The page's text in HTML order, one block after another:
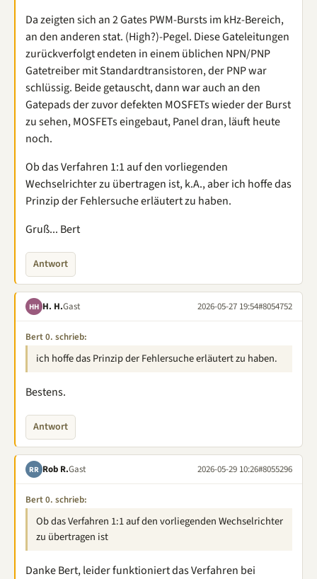
Da zeigten sich an 2 Gates PWM-Bursts im kHz-Bereich,
an den anderen stat. (High?)-Pegel. Diese Gateleitungen
zurückverfolgt endeten in einem üblichen NPN/PNP
Gatetreiber mit Standardtransistoren, der PNP war
schlüssig. Beide getauscht, dann war auch an den
Gatepads der zuvor defekten MOSFETs wieder der Burst
zu sehen, MOSFETs eingebaut, Panel dran, läuft heute
noch.
Ob das Verfahren 1:1 auf den vorliegenden
Wechselrichter zu übertragen ist, k.A., aber ich hoffe das
Prinzip der Fehlersuche erläutert zu haben.
Gruß... Bert
Antwort
HH H. H.Gast 2026-05-27 19:54#8054752
Bert 0. schrieb:
ich hoffe das Prinzip der Fehlersuche erläutert zu haben.
Bestens.
Antwort
RR Rob R.Gast 2026-05-29 10:26#8055296
Bert 0. schrieb:
Ob das Verfahren 1:1 auf den vorliegenden Wechselrichter
zu übertragen ist
Danke Bert, leider funktioniert das Verfahren bei